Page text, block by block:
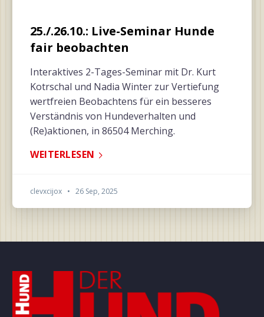
25./.26.10.: Live-Seminar Hunde
fair beobachten
Interaktives 2-Tages-Seminar mit Dr. Kurt
Kotrschal und Nadia Winter zur Vertiefung
wertfreien Beobachtens für ein besseres
Verständnis von Hundeverhalten und
(Re)aktionen, in 86504 Merching.
WEITERLESEN
clevxcijox • 26 Sep, 2025